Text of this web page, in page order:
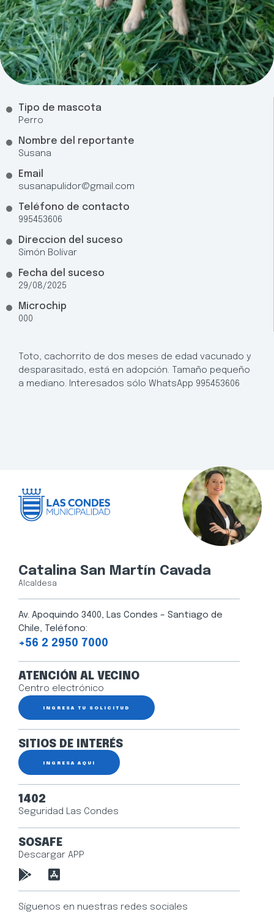
Tipo de mascota
Perro
Nombre del reportante
Susana
Email
susanapulidor@gmail.com
Teléfono de contacto
995453606
Direccion del suceso
Simón Bolívar
Fecha del suceso
29/08/2025
Microchip
000
Toto, cachorrito de dos meses de edad vacunado y
desparasitado, está en adopción. Tamaño pequeño
a mediano. Interesados sólo WhatsApp 995453606
Catalina San Martín Cavada
Alcaldesa
Av. Apoquindo 3400, Las Condes – Santiago de
Chile, Teléfono:
+56 2 2950 7000
ATENCIÓN AL VECINO
Centro electrónico
INGRESA TU SOLICITUD
SITIOS DE INTERÉS
INGRESA AQUÍ
1402
Seguridad Las Condes
SOSAFE
Descargar APP
Síguenos en nuestras redes sociales